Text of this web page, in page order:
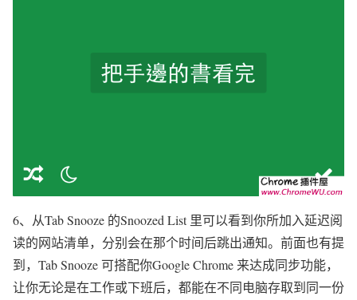
6、从Tab Snooze 的Snoozed List 里可以看到你所加入延迟阅
读的网站清单，分别会在那个时间后跳出通知。前面也有提
到，Tab Snooze 可搭配你Google Chrome 来达成同步功能，
让你无论是在工作或下班后，都能在不同电脑存取到同一份